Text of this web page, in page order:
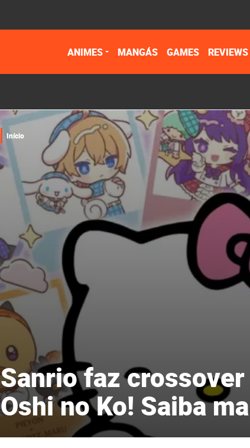
ANIMES MANGÁS GAMES REVIEWS
Início
Sanrio faz
Oshi no Ko! Saiba